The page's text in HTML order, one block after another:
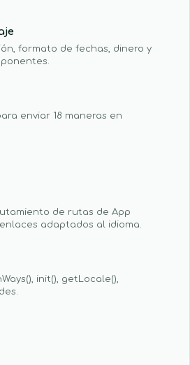
formato de fechas, dinero y
enviar 18 maneras en
de rutas de App
adaptados al idioma.
init(), getLocale(),